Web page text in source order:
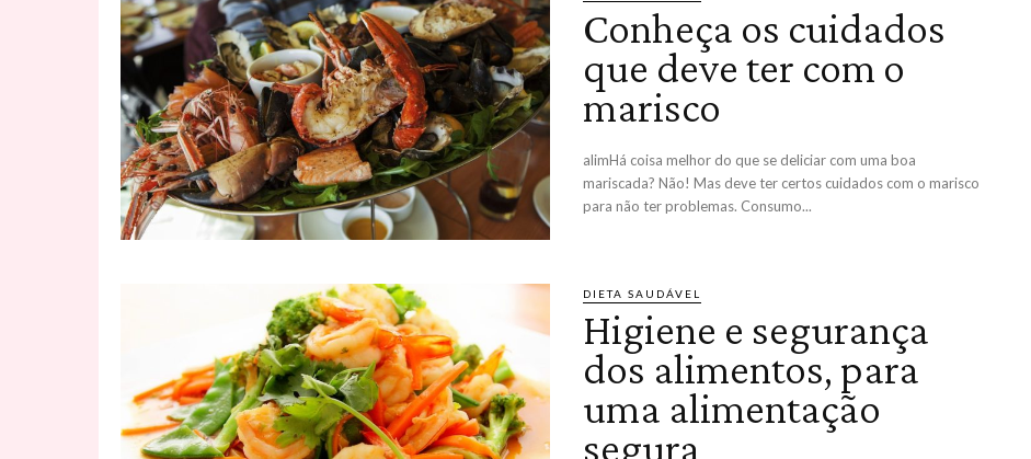
Conheça os cuidados
que deve ter com o
marisco
alimHá coisa melhor do que se deliciar com uma boa
mariscada? Não! Mas deve ter certos cuidados com o marisco
para não ter problemas. Consumo...
DIETA SAUDÁVEL
Higiene e segurança
dos alimentos, para
uma alimentação
segura